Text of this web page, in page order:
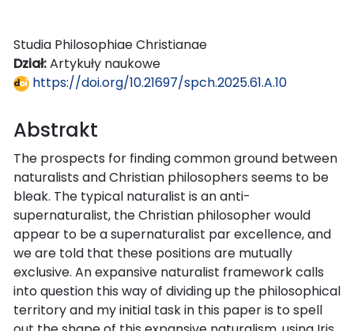
Studia Philosophiae Christianae
Dział:Artykuły naukowe
https://doi.org/10.21697/spch.2025.61.A.10
Abstrakt
The prospects for finding common ground between
naturalists and Christian philosophers seems to be
bleak. The typical naturalist is an anti-
supernaturalist, the Christian philosopher would
appear to be a supernaturalist par excellence, and
we are told that these positions are mutually
exclusive. An expansive naturalist framework calls
into question this way of dividing up the philosophical
territory and my initial task in this paper is to spell